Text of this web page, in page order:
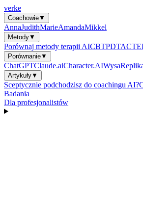
verke
Coachowie▼
AnnaJudithMarieAmandaMikkel
Metody▼
Porównaj metody terapii AICBTPDTACT
Porównanie▼
ChatGPTClaude.aiCharacter.AIWysa
Artykuły▼
Sceptycznie podchodzisz do coachingu AI?
Badania
Dla profesjonalistów